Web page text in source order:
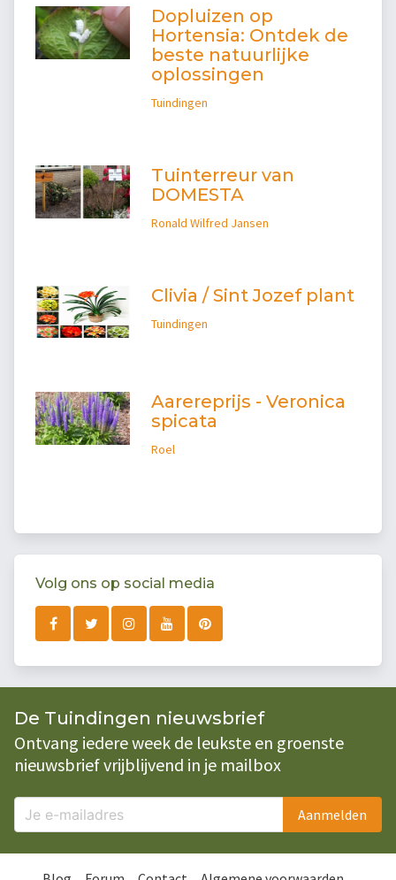
Dopluizen op
Hortensia: Ontdek de
beste natuurlijke
oplossingen
Tuindingen
Tuinterreur van
DOMESTA
Ronald Wilfred Jansen
Clivia / Sint Jozef plant
Tuindingen
Aarereprijs - Veronica
spicata
Roel
Volg ons op social media
De Tuindingen nieuwsbrief
Ontvang iedere week de leukste en groenste
nieuwsbrief vrijblijvend in je mailbox
Aanmelden